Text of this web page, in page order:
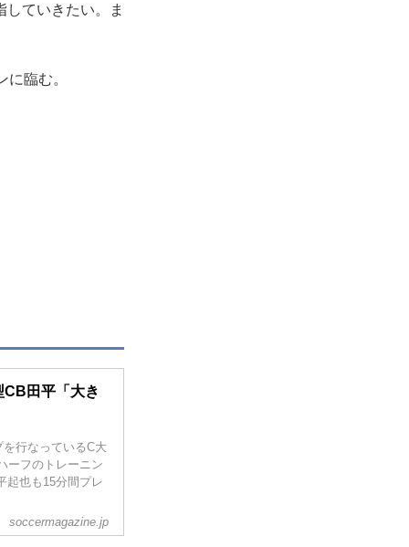
ていきたい。ま
臨む。
CB田平「大き
行なっているC大
ーフのトレーニン
起也も15分間プレ
soccermagazine.jp